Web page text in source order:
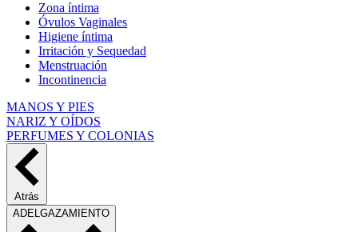
Zona íntima
Óvulos Vaginales
Higiene íntima
Irritación y Sequedad
Menstruación
Incontinencia
MANOS Y PIES
NARIZ Y OÍDOS
PERFUMES Y COLONIAS
Atrás
ADELGAZAMIENTO